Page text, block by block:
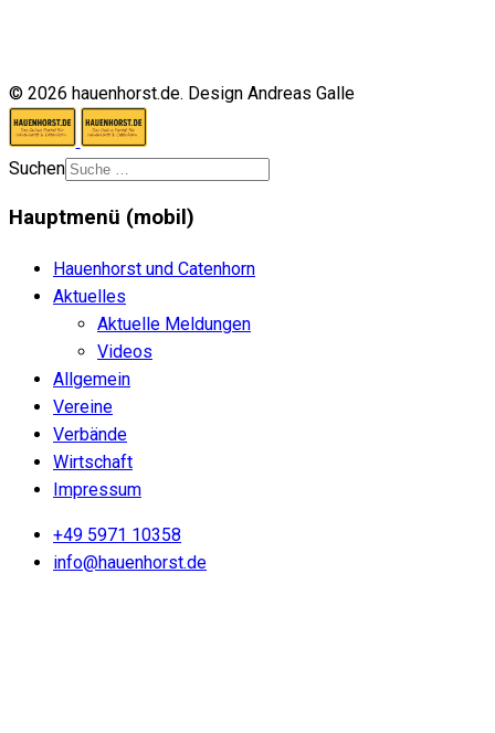
© 2026 hauenhorst.de. Design Andreas Galle
Suchen
Hauptmenü (mobil)
Hauenhorst und Catenhorn
Aktuelles
Aktuelle Meldungen
Videos
Allgemein
Vereine
Verbände
Wirtschaft
Impressum
+49 5971 10358
info@hauenhorst.de